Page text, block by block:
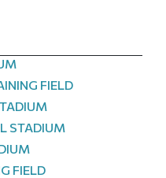
FIELD
STADIUM
FIELD